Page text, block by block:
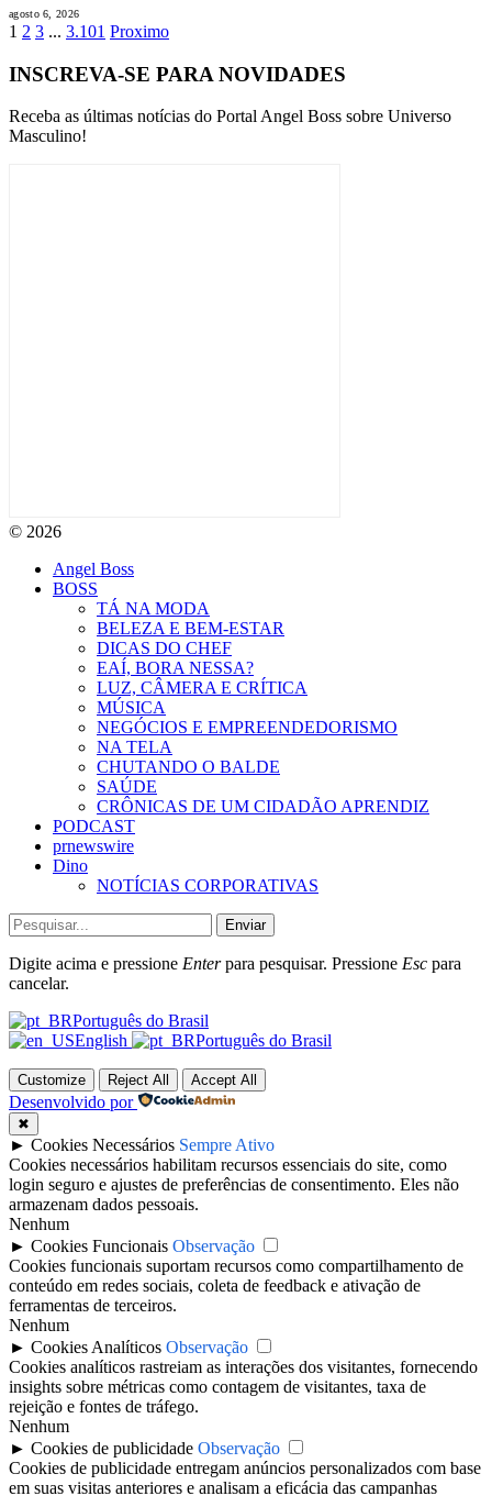
agosto 6, 2026
1 2 3 ... 3.101 Proximo
INSCREVA-SE PARA NOVIDADES
Receba as últimas notícias do Portal Angel Boss sobre Universo
Masculino!
© 2026
Angel Boss
BOSS
TÁ NA MODA
BELEZA E BEM-ESTAR
DICAS DO CHEF
EAÍ, BORA NESSA?
LUZ, CÂMERA E CRÍTICA
MÚSICA
NEGÓCIOS E EMPREENDEDORISMO
NA TELA
CHUTANDO O BALDE
SAÚDE
CRÔNICAS DE UM CIDADÃO APRENDIZ
PODCAST
prnewswire
Dino
NOTÍCIAS CORPORATIVAS
Enviar
Digite acima e pressione Enterpara pesquisar. Pressione Esc para
cancelar.
Português do Brasil
English
Português do Brasil
Customize Reject All Accept All
Desenvolvido por
✖
► Cookies Necessários Sempre Ativo
Cookies necessários habilitam recursos essenciais do site, como
login seguro e ajustes de preferências de consentimento. Eles não
armazenam dados pessoais.
Nenhum
► Cookies Funcionais Observação
Cookies funcionais suportam recursos como compartilhamento de
conteúdo em redes sociais, coleta de feedback e ativação de
ferramentas de terceiros.
Nenhum
► Cookies Analíticos Observação
Cookies analíticos rastreiam as interações dos visitantes, fornecendo
insights sobre métricas como contagem de visitantes, taxa de
rejeição e fontes de tráfego.
Nenhum
► Cookies de publicidade Observação
Cookies de publicidade entregam anúncios personalizados com base
em suas visitas anteriores e analisam a eficácia das campanhas